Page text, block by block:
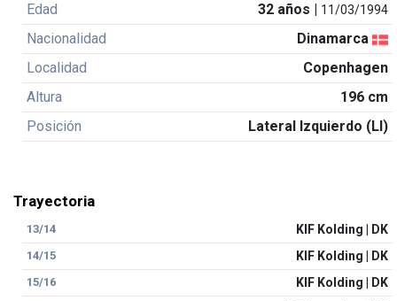
Edad 32 años | 11/03/1994
Nacionalidad
Dinamarca
Localidad
Copenhagen
Altura
196 cm
Posición
Lateral Izquierdo (LI)
Trayectoria
13/14 KIF Kolding | DK
14/15 KIF Kolding | DK
15/16 KIF Kolding | DK